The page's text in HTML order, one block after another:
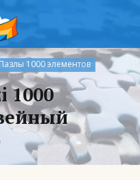
Пазлы 1000 элементов
1000